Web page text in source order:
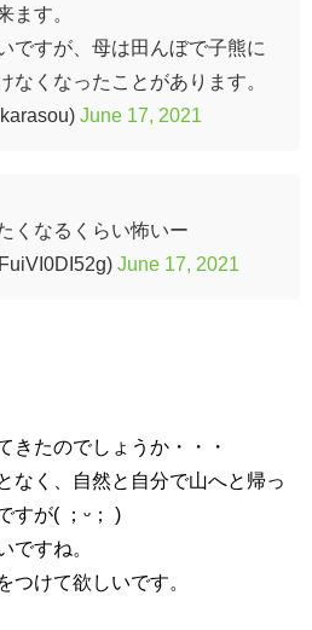
ます。
ですが、母は田んぼで子熊に
なくなったことがあります。
June 17, 2021
くなるくらい怖いー
June 17, 2021
きたのでしょうか・・・
なく、自然と自分で山へと帰っ
すが( ；ᵕ； )
ですね。
つけて欲しいです。